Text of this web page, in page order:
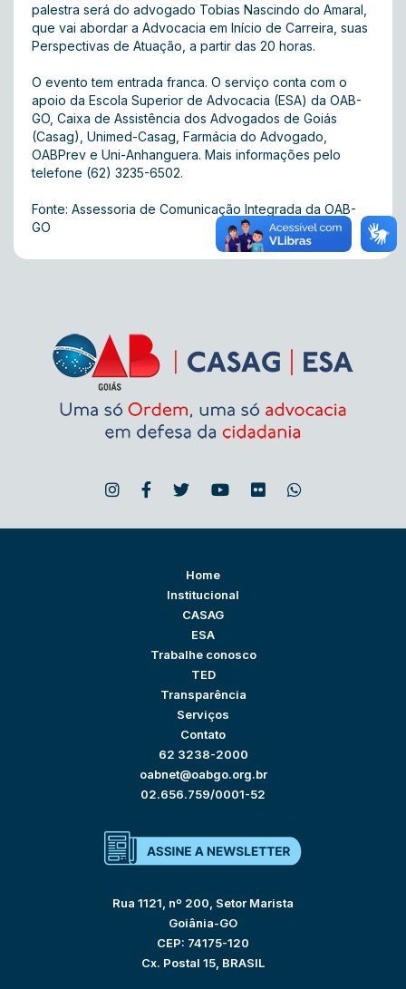
palestra será do advogado Tobias Nascindo do Amaral,
que vai abordar a Advocacia em Início de Carreira, suas
Perspectivas de Atuação, a partir das 20 horas.
O evento tem entrada franca. O serviço conta com o
apoio da Escola Superior de Advocacia (ESA) da OAB-
GO, Caixa de Assistência dos Advogados de Goiás
(Casag), Unimed-Casag, Farmácia do Advogado,
OABPrev e Uni-Anhanguera. Mais informações pelo
telefone (62) 3235-6502.
Fonte: Assessoria de Comunicação Integrada da OAB-
GO
Home
Institucional
CASAG
ESA
Trabalhe conosco
TED
Transparência
Serviços
Contato
62 3238-2000
oabnet@oabgo.org.br
02.656.759/0001-52
Rua 1121, nº 200, Setor Marista
Goiânia-GO
CEP: 74175-120
Cx. Postal 15, BRASIL